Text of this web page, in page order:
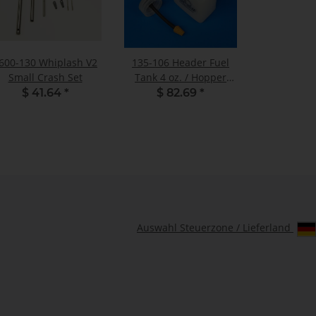
130 Whiplash V2
Small Crash Set
$ 41.64 *
135-106 Header Fuel
Tank 4 oz. / Hopper
Tank - Pack of 1
$ 82.69 *
Auswahl Steuerzone / Lieferland